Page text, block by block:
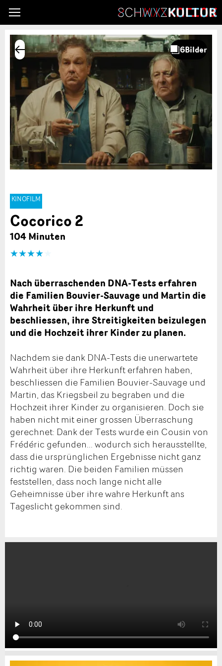
KINOFILM
Cocorico 2
104 Minuten
★★★★
Nach überraschenden DNA-Tests erfahren
die Familien Bouvier-Sauvage und Martin die
Wahrheit über ihre Herkunft und
beschliessen, ihre Streitigkeiten beizulegen
und die Hochzeit ihrer Kinder zu planen.
Nachdem sie dank DNA-Tests die unerwartete
Wahrheit über ihre Herkunft erfahren haben,
beschliessen die Familien Bouvier-Sauvage und
Martin, das Kriegsbeil zu begraben und die
Hochzeit ihrer Kinder zu organisieren. Doch sie
haben nicht mit einer grossen Überraschung
gerechnet: Dank der Tests wurde ein Cousin von
Frédéric gefunden... wodurch sich herausstellte,
dass die ursprünglichen Ergebnisse nicht ganz
richtig waren. Die beiden Familien müssen
feststellen, dass noch lange nicht alle
Geheimnisse über ihre wahre Herkunft ans
Tageslicht gekommen sind.